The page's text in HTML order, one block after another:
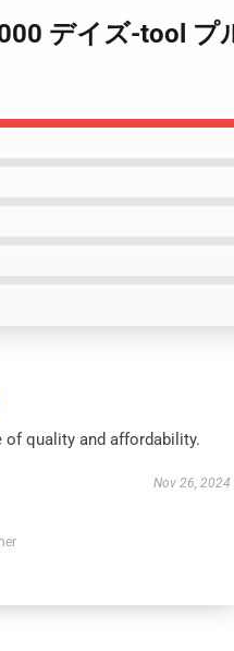
デイズ-tool プ
of quality and affordability.
Nov 26, 2024